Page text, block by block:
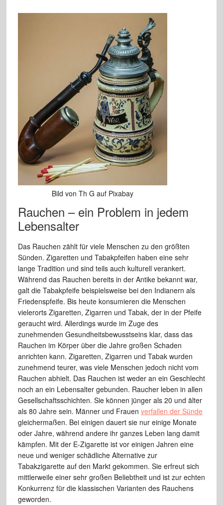
Bild von Th G auf Pixabay
Rauchen – ein Problem in jedem
Lebensalter
Das Rauchen zählt für viele Menschen zu den größten
Sünden. Zigaretten und Tabakpfeifen haben eine sehr
lange Tradition und sind teils auch kulturell verankert.
Während das Rauchen bereits in der Antike bekannt war,
galt die Tabakpfeife beispielsweise bei den Indianern als
Friedenspfeife. Bis heute konsumieren die Menschen
vielerorts Zigaretten, Zigarren und Tabak, der in der Pfeife
geraucht wird. Allerdings wurde im Zuge des
zunehmenden Gesundheitsbewusstseins klar, dass das
Rauchen im Körper über die Jahre großen Schaden
anrichten kann. Zigaretten, Zigarren und Tabak wurden
zunehmend teurer, was viele Menschen jedoch nicht vom
Rauchen abhielt. Das Rauchen ist weder an ein Geschlecht
noch an ein Lebensalter gebunden. Raucher leben in allen
Gesellschaftsschichten. Sie können jünger als 20 und älter
als 80 Jahre sein. Männer und Frauen verfallen der Sünde
gleichermaßen. Bei einigen dauert sie nur einige Monate
oder Jahre, während andere ihr ganzes Leben lang damit
kämpfen. Mit der E-Zigarette ist vor einigen Jahren eine
neue und weniger schädliche Alternative zur
Tabakzigarette auf den Markt gekommen. Sie erfreut sich
mittlerweile einer sehr großen Beliebtheit und ist zur echten
Konkurrenz für die klassischen Varianten des Rauchens
geworden.